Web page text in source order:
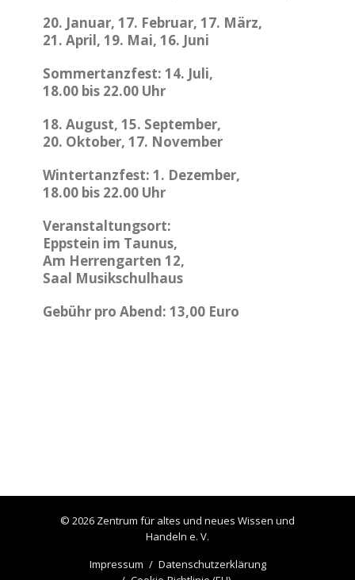
20. Januar, 17. Februar, 17. März,
21. April, 19. Mai, 16. Juni
Sommertanzfest: 14. Juli,
18.00 bis 22.00 Uhr
18. August, 15. September,
20. Oktober, 17. November
Wintertanzfest: 1. Dezember,
18.00 bis 22.00 Uhr
Veranstaltungsort:
Eppstein im Taunus,
Am Herrengarten 12,
Saal Musikschulhaus
Gebühr pro Abend: 13,00 Euro
© 2026 Zentrum für altes und neues Wissen und
Handeln e. V.
Impressum
Datenschutzerklärung